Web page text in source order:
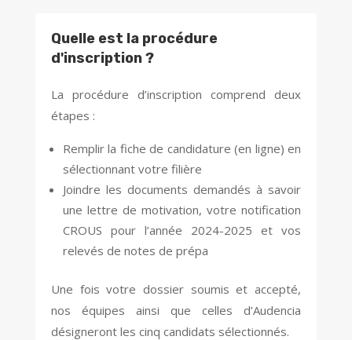
Quelle est la procédure
d'inscription ?
La procédure d’inscription comprend deux
étapes :
Remplir la fiche de candidature (en ligne) en
sélectionnant votre filière
Joindre les documents demandés à savoir
une lettre de motivation, votre notification
CROUS pour l’année 2024-2025 et vos
relevés de notes de prépa
Une fois votre dossier soumis et accepté,
nos équipes ainsi que celles d’Audencia
désigneront les cinq candidats sélectionnés.